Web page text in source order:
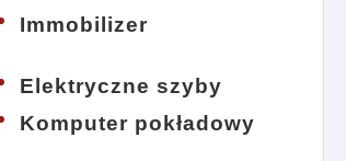
Immobilizer
Elektryczne szyby
Komputer pokładowy